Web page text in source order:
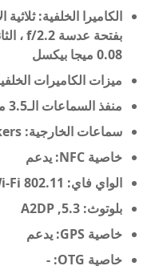
بفتحة عدسة f/2.2
،
0.08 ميجا بيكسل
ميزات الكاميرات الخلفية:
منفذ السماعات الـ3.5 مللي: نعم
سماعات الخارجية: stereo speakers
خاصية NFC: يدعم
الواي فاي: Wi-Fi 802.11
بلوتوث: 5.3, A2DP
خاصية GPS: يدعم
خاصية OTG: -